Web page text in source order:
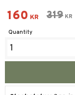
Reduced
160 KR 319 KR
Quantity